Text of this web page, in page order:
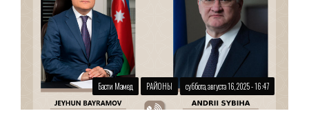
Басти Мамед РАЙОНЫ суббота, августа 16, 2025 - 16:47